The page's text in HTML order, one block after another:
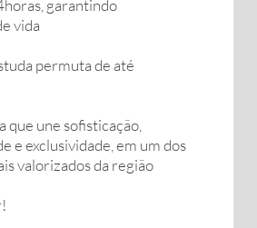
garantindo
vida
permuta de até
que une sofisticação,
e exclusividade, em um dos
valorizados da região